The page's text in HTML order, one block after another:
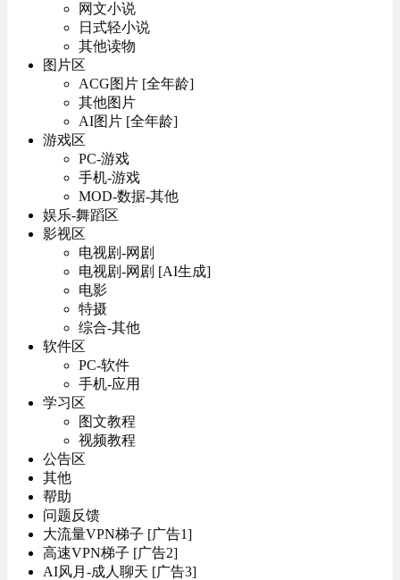
网文小说
日式轻小说
其他读物
图片区
ACG图片 [全年龄]
其他图片
AI图片 [全年龄]
游戏区
PC-游戏
手机-游戏
MOD-数据-其他
娱乐-舞蹈区
影视区
电视剧-网剧
电视剧-网剧 [AI生成]
电影
特摄
综合-其他
软件区
PC-软件
手机-应用
学习区
图文教程
视频教程
公告区
其他
帮助
问题反馈
大流量VPN梯子 [广告1]
高速VPN梯子 [广告2]
AI风月-成人聊天 [广告3]